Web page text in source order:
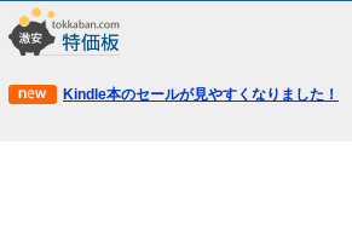
Kindle本のセールが見やすくなりました！